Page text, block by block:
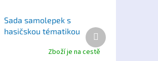
Sada samolepek s
hasičskou tématikou
Zboží je na cestě
Další
produkt